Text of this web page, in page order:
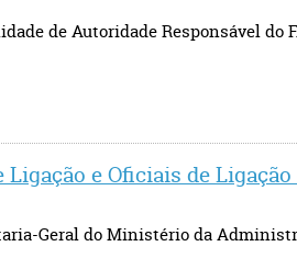
de Autoridade Responsável do
e Oficiais de
Geral do Ministério da